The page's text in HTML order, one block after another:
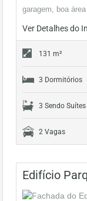
garagem, boa
Ver Detalhes do
131 m²
3 Dormitórios
3 Sendo Suítes
2 Vagas
Edifício